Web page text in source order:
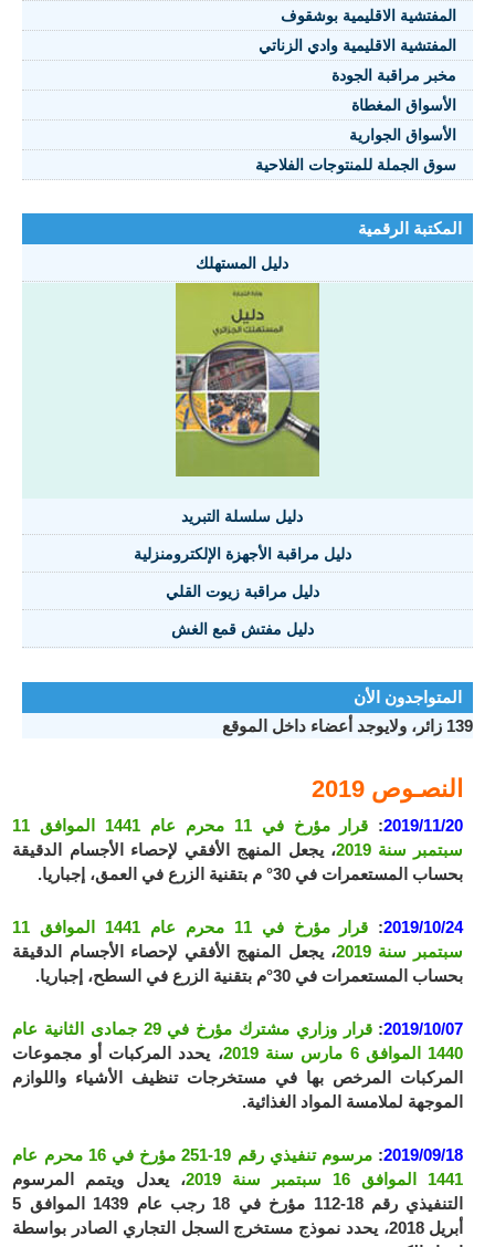
المفتشية الاقليمية بوشقوف
المفتشية الاقليمية وادي الزناتي
مخبر مراقبة الجودة
الأسواق المغطاة
الأسواق الجوارية
سوق الجملة للمنتوجات الفلاحية
المكتبة الرقمية
دليل المستهلك
دليل سلسلة التبريد
دليل مراقبة الأجهزة الإلكترومنزلية
دليل مراقبة زيوت القلي
دليل مفتش قمع الغش
المتواجدون الأن
139 زائر، ولايوجد أعضاء داخل الموقع
النصـوص 2019
2019/11/20
:
قرار مؤرخ في 11 محرم عام 1441 الموافق 11
سبتمبر سنة 2019
، يجعل المنهج الأفقي لإحصاء الأجسام الدقيقة
بحساب المستعمرات في 30° م بتقنية الزرع في العمق، إجباريا.
2019/10/24
:
قرار مؤرخ في 11 محرم عام 1441 الموافق 11
سبتمبر سنة 2019
، يجعل المنهج الأفقي لإحصاء الأجسام الدقيقة
بحساب المستعمرات في 30°م بتقنية الزرع في السطح، إجباريا.
2019/10/07
:
قرار وزاري مشترك مؤرخ في 29 جمادى الثانية عام
1440 الموافق 6 مارس سنة 2019
، يحدد المركبات أو مجموعات
المركبات المرخص بها في مستخرجات تنظيف الأشياء واللوازم
الموجهة لملامسة المواد الغذائية.
2019/09/18
:
مرسوم تنفيذي رقم 19-251 مؤرخ في 16 محرم عام
1441 الموافق 16 سبتمبر سنة 2019
، يعدل ويتمم المرسوم
التنفيذي رقم 18-112 مؤرخ في 18 رجب عام 1439 الموافق 5
أبريل 2018، يحدد نموذج مستخرج السجل التجاري الصادر بواسطة